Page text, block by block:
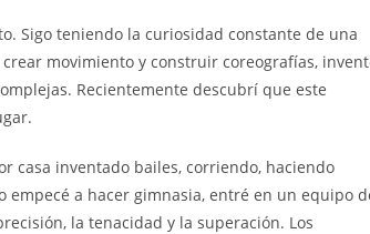
Sigo teniendo la curiosidad constante de una
movimiento y construir coreografías,
Recientemente descubrí que este
casa inventado bailes, corriendo, haciendo
a hacer gimnasia, entré en un equipo
la tenacidad y la superación. Los